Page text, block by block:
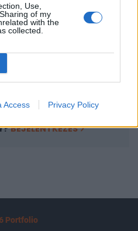
Use,
of my
with the
collected.
Access Privacy Policy
tartalmazza:
2 év napon belüli
BEJELENTKEZÉS
Portfolio